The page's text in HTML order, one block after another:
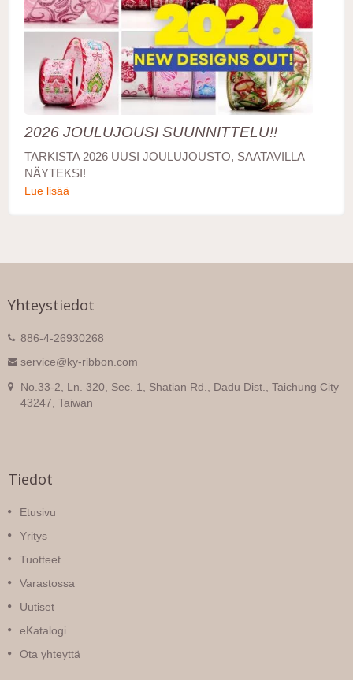
2026 JOULUJOUSI SUUNNITTELU!!
TARKISTA 2026 UUSI JOULUJOUSTO, SAATAVILLA
NÄYTEKSI!
Lue lisää
Yhteystiedot
886-4-26930268
service@ky-ribbon.com
No.33-2, Ln. 320, Sec. 1, Shatian Rd., Dadu Dist., Taichung City
43247, Taiwan
Tiedot
Etusivu
Yritys
Tuotteet
Varastossa
Uutiset
eKatalogi
Ota yhteyttä